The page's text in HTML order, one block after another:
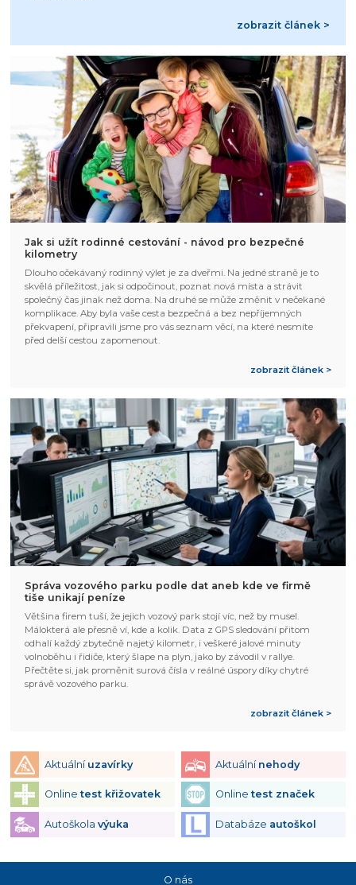
zobrazit článek >
Jak si užít rodinné cestování - návod pro bezpečné
kilometry
Dlouho očekávaný rodinný výlet je za dveřmi. Na jedné straně je to
skvělá příležitost, jak si odpočinout, poznat nová místa a strávit
společný čas jinak než doma. Na druhé se může změnit v nečekané
komplikace. Aby byla vaše cesta bezpečná a bez nepříjemných
překvapení, připravili jsme pro vás seznam věcí, na které nesmíte
před delší cestou zapomenout.
zobrazit článek >
Správa vozového parku podle dat aneb kde ve firmě
tiše unikají peníze
Většina firem tuší, že jejich vozový park stojí víc, než by musel.
Málokterá ale přesně ví, kde a kolik. Data z GPS sledování přitom
odhalí každý zbytečně najetý kilometr, i veškeré jalové minuty
volnoběhu i řidiče, který šlape na plyn, jako by závodil v rallye.
Přečtěte si, jak proměnit surová čísla v reálné úspory díky chytré
správě vozového parku.
zobrazit článek >
Aktuální uzavírky Aktuální nehody
Onlinetest křižovatek Onlinetest značek
Autoškola výuka Databáze autoškol
O nás